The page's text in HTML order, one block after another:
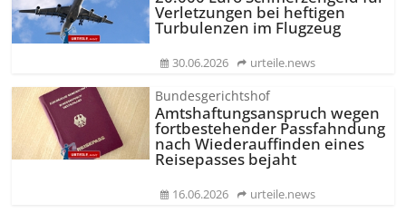
Verletzungen bei heftigen
Turbulenzen im Flugzeug
30.06.2026 urteile.news
Bundesgerichtshof
Amtshaftungs­anspruch wegen
fortbestehender Passfahndung
nach Wiederauffinden eines
Reisepasses bejaht
16.06.2026 urteile.news